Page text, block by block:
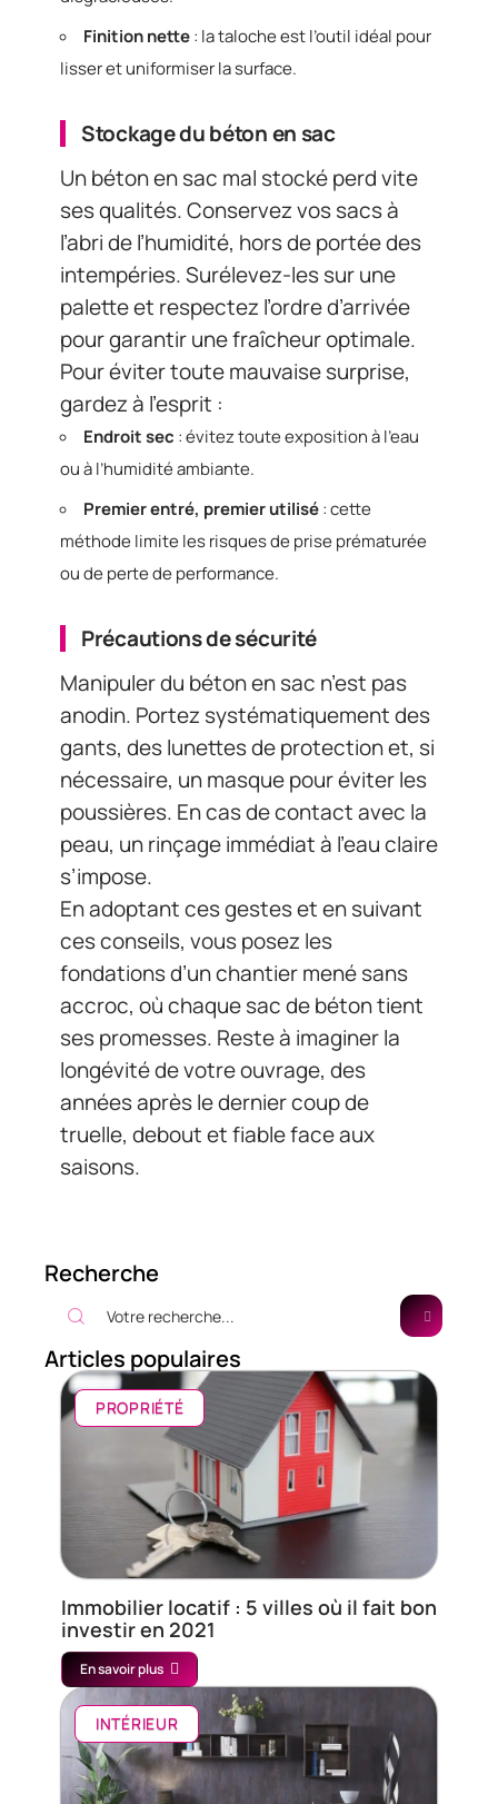
Finition nette: la taloche est l’outil idéal pour
lisser et uniformiser la surface.
Stockage du béton en sac
Un béton en sac mal stocké perd vite
ses qualités. Conservez vos sacs à
l’abri de l’humidité, hors de portée des
intempéries. Surélevez-les sur une
palette et respectez l’ordre d’arrivée
pour garantir une fraîcheur optimale.
Pour éviter toute mauvaise surprise,
gardez à l’esprit :
Endroit sec : évitez toute exposition à l’eau
ou à l’humidité ambiante.
Premier entré, premier utilisé: cette
méthode limite les risques de prise prématurée
ou de perte de performance.
Précautions de sécurité
Manipuler du béton en sac n’est pas
anodin. Portez systématiquement des
gants, des lunettes de protection et, si
nécessaire, un masque pour éviter les
poussières. En cas de contact avec la
peau, un rinçage immédiat à l’eau claire
s’impose.
En adoptant ces gestes et en suivant
ces conseils, vous posez les
fondations d’un chantier mené sans
accroc, où chaque sac de béton tient
ses promesses. Reste à imaginer la
longévité de votre ouvrage, des
années après le dernier coup de
truelle, debout et fiable face aux
saisons.
Recherche
Articles populaires
PROPRIÉTÉ
Immobilier locatif : 5 villes où il fait bon
investir en 2021
En savoir plus
INTÉRIEUR